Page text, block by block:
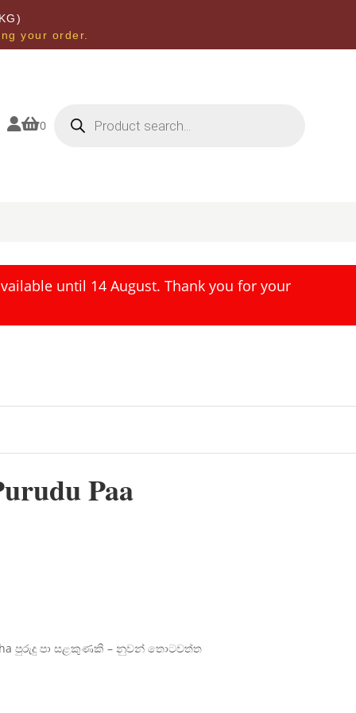
your order.
0 search
until 14 August. Thank you for your
Paa
පුරුදු පා සළකුණකි – නුවන් තොටවත්ත